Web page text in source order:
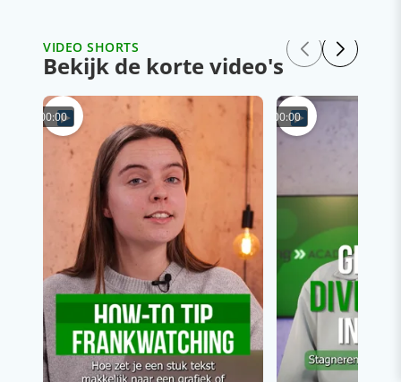
VIDEO SHORTS
Bekijk de korte video's
00:00 00:00